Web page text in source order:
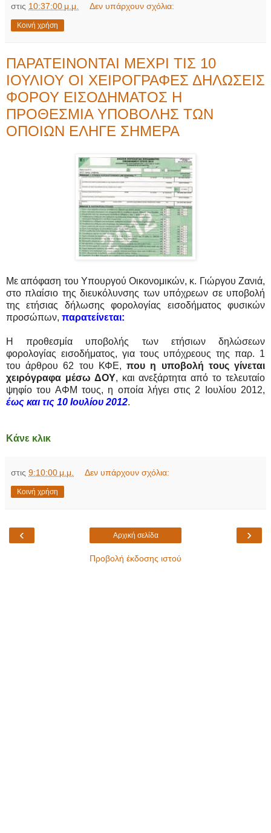
στις 10:37:00 μ.μ. Δεν υπάρχουν σχόλια:
Κοινή χρήση
ΠΑΡΑΤΕΙΝΟΝΤΑΙ ΜΕΧΡΙ ΤΙΣ 10
ΙΟΥΛΙΟΥ ΟΙ ΧΕΙΡΟΓΡΑΦΕΣ ΔΗΛΩΣΕΙΣ
ΦΟΡΟΥ ΕΙΣΟΔΗΜΑΤΟΣ Η
ΠΡΟΘΕΣΜΙΑ ΥΠΟΒΟΛΗΣ ΤΩΝ
ΟΠΟΙΩΝ ΕΛΗΓΕ ΣΗΜΕΡΑ
Με απόφαση του Υπουργού Οικονομικών, κ. Γιώργου Ζανιά,
στο πλαίσιο της διευκόλυνσης των υπόχρεων σε υποβολή
της ετήσιας δήλωσης φορολογίας εισοδήματος φυσικών
προσώπων, παρατείνεται:
Η προθεσμία υποβολής των ετήσιων δηλώσεων
φορολογίας εισοδήματος, για τους υπόχρεους της παρ. 1
του άρθρου 62 του ΚΦΕ,που η υποβολή τους γίνεται
χειρόγραφα μέσω ΔΟΥ, και ανεξάρτητα από το τελευταίο
ψηφίο του ΑΦΜ τους, η οποία λήγει στις 2 Ιουλίου 2012,
έως και τις 10 Ιουλίου 2012.
Κάνε κλικ
στις 9:10:00 μ.μ. Δεν υπάρχουν σχόλια:
Κοινή χρήση
‹ ›
Αρχική σελίδα
Προβολή έκδοσης ιστού